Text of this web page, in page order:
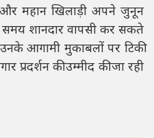
महान खिलाड़ी अपने जुनून
शानदार वापसी कर सकते
उनके आगामी मुकाबलों पर टिकी
प्रदर्शन की उम्मीद की जा रही